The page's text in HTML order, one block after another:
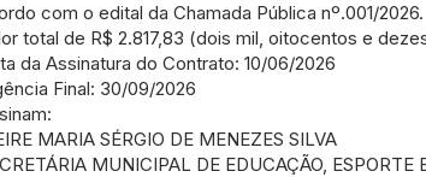
com o edital da Chamada Pública nº.001/2026.
total de R$ 2.817,83 (dois mil, oitocentos e
da Assinatura do Contrato: 10/06/2026
Final: 30/09/2026
MARIA SÉRGIO DE MENEZES SILVA
MUNICIPAL DE EDUCAÇÃO, ESPORTE